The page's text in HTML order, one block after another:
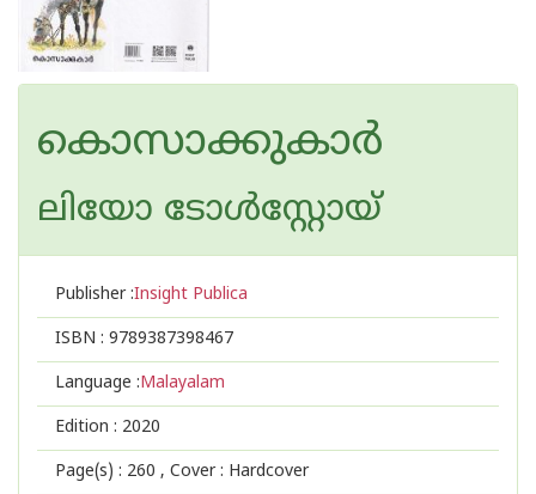
കൊസാക്കുകാര്‍
ലിയോ ടോള്‍സ്റ്റോയ്
Publisher :Insight Publica
ISBN : 9789387398467
Language :Malayalam
Edition : 2020
Page(s) : 260 , Cover : Hardcover